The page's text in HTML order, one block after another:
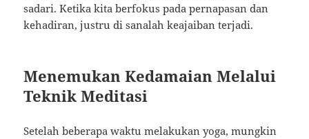
sadari. Ketika kita berfokus pada pernapasan dan
kehadiran, justru di sanalah keajaiban terjadi.
Menemukan Kedamaian Melalui
Teknik Meditasi
Setelah beberapa waktu melakukan yoga, mungkin